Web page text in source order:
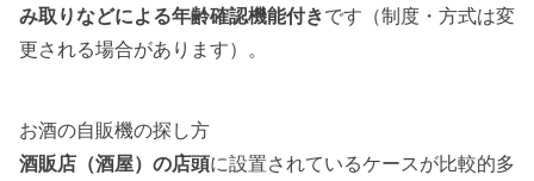
み取りなどによる年齢確認機能付きです（制度・方式は変
更される場合があります）。
お酒の自販機の探し方
酒販店（酒屋）の店頭に設置されているケースが比較的多